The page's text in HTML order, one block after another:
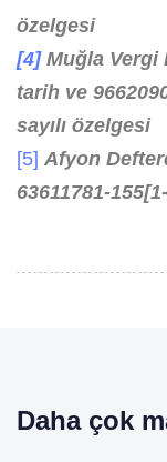
özelgesi
[4]Muğla Vergi
tarih ve
sayılı özelgesi
[5] Afyon
63611781-
Daha çok